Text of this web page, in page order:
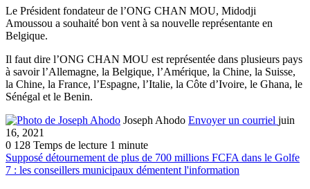
Le Président fondateur de l’ONG CHAN MOU, Midodji
Amoussou a souhaité bon vent à sa nouvelle représentante en
Belgique.
Il faut dire l’ONG CHAN MOU est représentée dans plusieurs pays
à savoir l’Allemagne, la Belgique, l’Amérique, la Chine, la Suisse,
la Chine, la France, l’Espagne, l’Italie, la Côte d’Ivoire, le Ghana, le
Sénégal et le Benin.
Joseph Ahodo Envoyer un courriel juin
16, 2021
0 128 Temps de lecture 1 minute
Supposé détournement de plus de 700 millions FCFA dans le Golfe
7 : les conseillers municipaux démentent l'information